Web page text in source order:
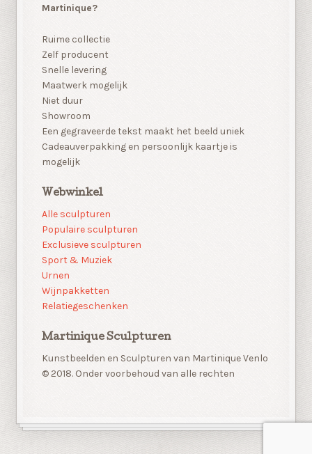
Martinique?
Ruime collectie
Zelf producent
Snelle levering
Maatwerk mogelijk
Niet duur
Showroom
Een gegraveerde tekst maakt het beeld uniek
Cadeauverpakking en persoonlijk kaartje is
mogelijk
Webwinkel
Alle sculpturen
Populaire sculpturen
Exclusieve sculpturen
Sport & Muziek
Urnen
Wijnpakketten
Relatiegeschenken
Martinique Sculpturen
Kunstbeelden en Sculpturen van Martinique Venlo
© 2018. Onder voorbehoud van alle rechten